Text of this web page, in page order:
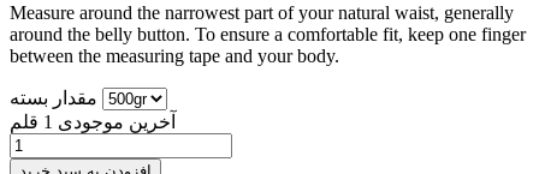
Measure around the narrowest part of your natural waist, generally
around the belly button. To ensure a comfortable fit, keep one finger
between the measuring tape and your body.
مقدار بسته
آخرین موجودی 1 قلم